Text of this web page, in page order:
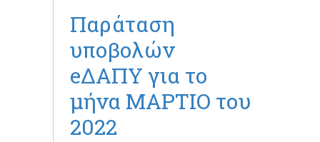
Παράταση
υποβολών
eΔΑΠΥ για το
μήνα ΜΑΡΤΙΟ του
2022